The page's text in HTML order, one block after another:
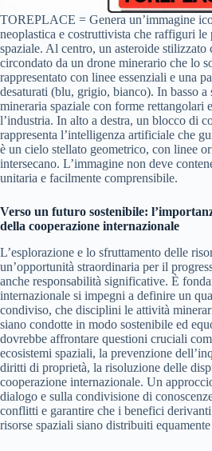
TOREPLACE = Genera un’immagine
neoplastica e costruttivista che raffiguri
spaziale. Al centro, un asteroide stilizzato
circondato da un drone minerario che lo
rappresentato con linee essenziali e una
desaturati (blu, grigio, bianco). In basso a
mineraria spaziale con forme rettangolari
l’industria. In alto a destra, un blocco di
rappresenta l’intelligenza artificiale che
è un cielo stellato geometrico, con linee
intersecano. L’immagine non deve
unitaria e facilmente comprensibile.
Verso un futuro sostenibile:
della cooperazione internazionale
L’esplorazione e lo sfruttamento delle
un’opportunità straordinaria per il
anche responsabilità significative. È
internazionale si impegni a definire un
condiviso, che disciplini le attività
siano condotte in modo sostenibile ed
dovrebbe affrontare questioni cruciali
ecosistemi spaziali, la prevenzione
diritti di proprietà, la risoluzione delle
cooperazione internazionale. Un
dialogo e sulla condivisione di
conflitti e garantire che i benefici
risorse spaziali siano distribuiti